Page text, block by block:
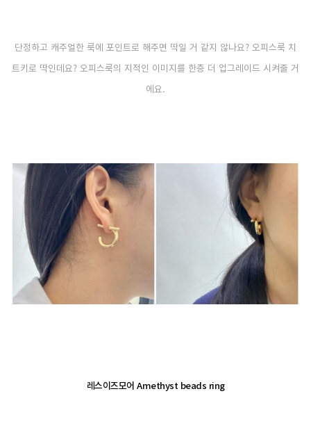
단정하고 캐주얼한 룩에 포인트로 해주면 딱일 거 같지 않나요? 오피스룩 치
트키로 딱인데요? 오피스룩의 지적인 이미지를 한층 더 업그레이드 시켜줄 거
에요.
레스이즈모어 Amethyst beads ring